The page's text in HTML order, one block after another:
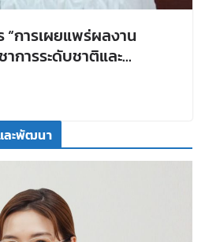
การเผยแพร่ผลงาน
าการระดับชาติและ
22 พ.ค.2561
ละพัฒนา